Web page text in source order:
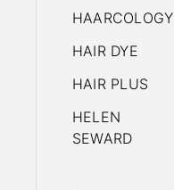
HAARCOLOGY
HAIR DYE
HAIR PLUS
HELEN
SEWARD